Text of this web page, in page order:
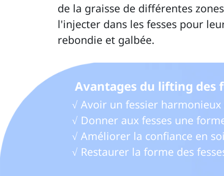
de la graisse de différentes
l'injecter dans les fesses pour
rebondie et galbée.
Avantages du lifting des
√ Avoir un fessier
√ Donner aux fesses une
√ Améliorer la confiance en
√ Restaurer la forme des